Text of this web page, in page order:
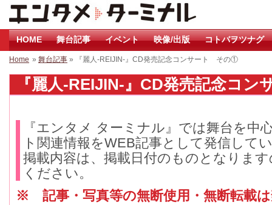
HOME 舞台記事 イベント 映像/出版 コトバヲツナグ
Home » 舞台記事 » 『麗人-REIJIN-』CD発売記念コンサート その①
『麗人-REIJIN-』CD発売記念コ
『エンタメ ターミナル』では舞台を中
ト関連情報をWEB記事として発信して
掲載内容は、掲載日付のものとなりま
ください。
※ 記事・写真等の無断使用・無断転載